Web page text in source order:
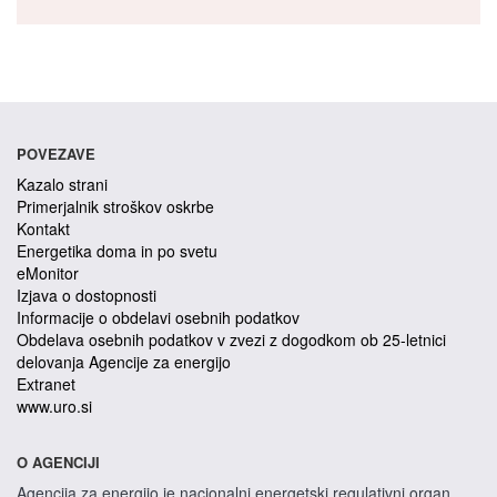
POVEZAVE
Kazalo strani
Primerjalnik stroškov oskrbe
Kontakt
Energetika doma in po svetu
eMonitor
Izjava o dostopnosti
Informacije o obdelavi osebnih podatkov
Obdelava osebnih podatkov v zvezi z dogodkom ob 25-letnici
delovanja Agencije za energijo
Extranet
www.uro.si
O AGENCIJI
Agencija za energijo je nacionalni energetski regulativni organ